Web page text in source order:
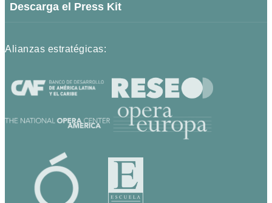
Descarga el Press Kit
Alianzas estratégicas: